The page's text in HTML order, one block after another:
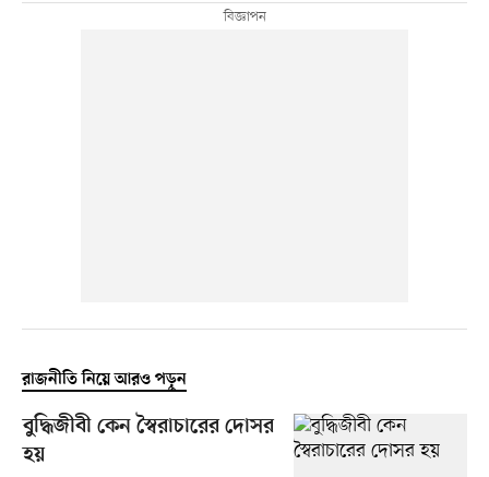
রাজনীতি নিয়ে আরও পড়ুন
বুদ্ধিজীবী কেন স্বৈরাচারের দোসর
হয়